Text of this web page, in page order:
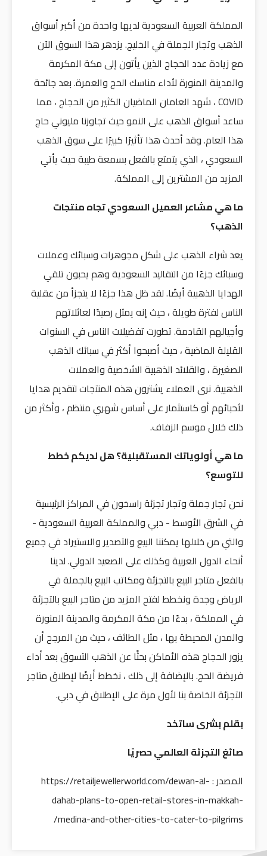
المملكة العربية السعودية لديها واحدة من أكبر أسواق
الذهب وتجار الجملة في الخليج. يزدهر هذا السوق الآن
مع زيادة عدد الحجاج الذين يأتون إلى مكة المكرمة
والمدينة المنورة لأداء مناسك الحج والعمرة. بعد جائحة
COVID ، شهد العامان الماضيان الكثير من الحجاج ، مما
ساعد أسواق الذهب على النمو حيث تجاوزنا مليوني حاج
هذا العام. وقد أحدث هذا تأثيرًا كبيرًا على سوق الذهب
السعودي ، الذي يتمتع بالفعل بسمعة طيبة حيث يأتي
المزيد من المشترين إلى المملكة.
ما هي مشاعر العميل السعودي تجاه منتجات
الذهب؟
يعد شراء الذهب على شكل مجوهرات وسبائك وعملات
وسبائك جزءًا من التقاليد السعودية وهم يحبون تلقي
الهدايا الذهبية أيضًا. لقد ظل هذا جزءًا لا يتجزأ من عقلية
الناس لفترة طويلة ، حيث إنه يمثل رصيدًا لعائلاتهم
وأجيالهم القادمة. تطورت تفضيلات الناس في السنوات
القليلة الماضية ، حيث أصبحوا أكثر في سبائك الذهب
الصغيرة ، والقلائد الذهبية الشخصية والعملات
الذهبية. نرى العملاء يشترون هذه المنتجات لتقديم هدايا
لأحبائهم أو كاستثمار على أساس شهري منتظم ، وأكثر من
ذلك خلال موسم الزفاف.
ما هي أولوياتك المستقبلية؟ هل لديكم خطط
للتوسع؟
نحن تجار جملة وتجار تجزئة راسخون في المراكز الرئيسية
في الشرق الأوسط - دبي والمملكة العربية السعودية -
والتي من خلالها يمكننا البيع والتصدير والاستيراد في جميع
أنحاء الدول العربية وكذلك على الصعيد الدولي. لدينا
بالفعل متاجر البيع بالتجزئة ومكاتب البيع بالجملة في
الرياض وجدة ونخطط لفتح المزيد من متاجر البيع بالتجزئة
في المملكة ، بدءًا من مكة المكرمة والمدينة المنورة
والمدن المحيطة بها ، مثل الطائف ، حيث من المرجح أن
يزور الحجاج هذه الأماكن بحثًا عن الذهب التسوق بعد أداء
فريضة الحج. بالإضافة إلى ذلك ، نخطط أيضًا لإطلاق متاجر
التجزئة الخاصة بنا لأول مرة على الإطلاق في دبي.
بقلم بشرى ساتخد
صائغ التجزئة العالمي حصريًا
المصدر : https://retailjewellerworld.com/dewan-al-
dahab-plans-to-open-retail-stores-in-makkah-
medina-and-other-cities-to-cater-to-pilgrims/